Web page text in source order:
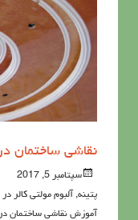
نقاشی ساختمان
سپتامبر 5, 2017
پتينه, آلبوم مولتی کالر در
آموزش نقاشی ساختمان در